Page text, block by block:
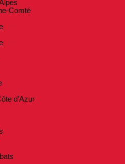
Comté
d'Azur